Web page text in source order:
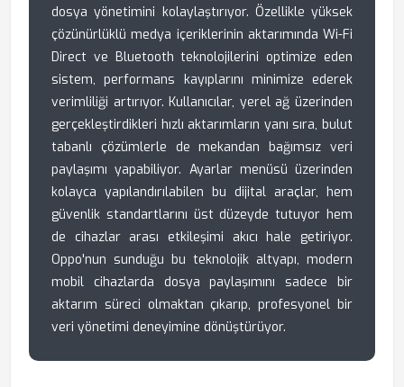
dosya yönetimini kolaylaştırıyor. Özellikle yüksek
çözünürlüklü medya içeriklerinin aktarımında Wi-Fi
Direct ve Bluetooth teknolojilerini optimize eden
sistem, performans kayıplarını minimize ederek
verimliliği artırıyor. Kullanıcılar, yerel ağ üzerinden
gerçekleştirdikleri hızlı aktarımların yanı sıra, bulut
tabanlı çözümlerle de mekandan bağımsız veri
paylaşımı yapabiliyor. Ayarlar menüsü üzerinden
kolayca yapılandırılabilen bu dijital araçlar, hem
güvenlik standartlarını üst düzeyde tutuyor hem
de cihazlar arası etkileşimi akıcı hale getiriyor.
Oppo'nun sunduğu bu teknolojik altyapı, modern
mobil cihazlarda dosya paylaşımını sadece bir
aktarım süreci olmaktan çıkarıp, profesyonel bir
veri yönetimi deneyimine dönüştürüyor.